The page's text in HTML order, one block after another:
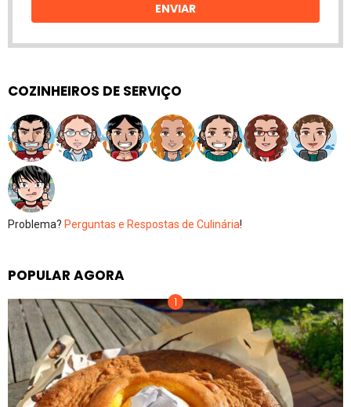
ENVIAR
COZINHEIROS DE SERVIÇO
Problema? Perguntas e Respostas de Culinária!
POPULAR AGORA